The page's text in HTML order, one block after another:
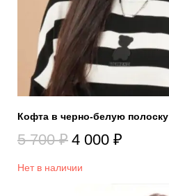
Кофта в черно-белую полоску
5 700₽ 4 000 ₽
Нет в наличии